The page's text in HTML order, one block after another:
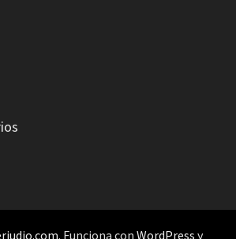
. Funciona con WordPress y